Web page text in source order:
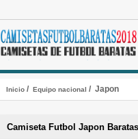
Inicio/ Equipo nacional / Japon
Camiseta Futbol Japon Baratas